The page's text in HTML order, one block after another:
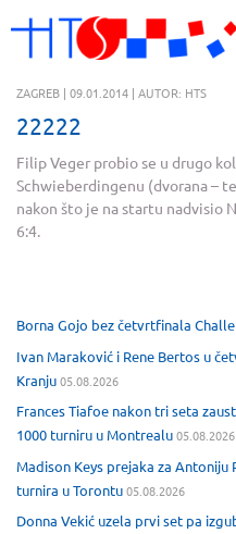
ZAGREB | 09.01.2014 | AUTOR: HTS
22222
Filip Veger probio se u drugo
Schwieberdingenu (dvorana –
nakon što je na startu nadvisio
6:4.
Borna Gojo bez četvrtfinala
Ivan Maraković i Rene Bertos u
Kranju05.08.2026
Frances Tiafoe nakon tri seta
1000 turniru u Montrealu05.08.2026
Madison Keys prejaka za Antoniju
turnira u Torontu05.08.2026
Donna Vekić uzela prvi set pa